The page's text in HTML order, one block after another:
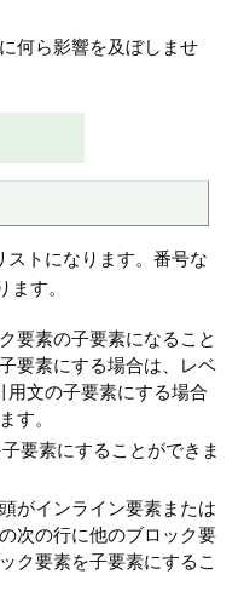
何ら影響を及ぼしませ
ストになります。番号な
す。
要素の子要素になること
要素にする場合は、レベ
用文の子要素にする場合
す。
要素にすることができま
がインライン要素または
次の行に他のブロック要
ク要素を子要素にするこ